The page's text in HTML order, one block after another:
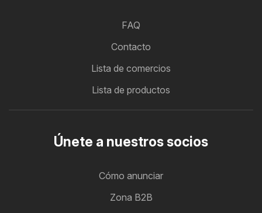
FAQ
Contacto
Lista de comercios
Lista de productos
Únete a nuestros socios
Cómo anunciar
Zona B2B